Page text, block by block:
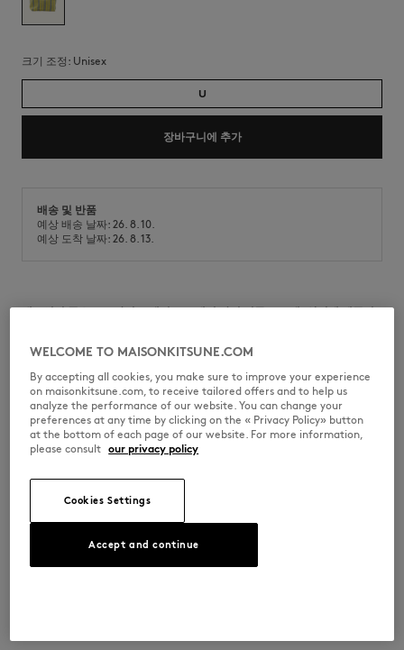
크기 조정: unisex
U
장바구니에 추가
배송 및 반품
예상 배송 날짜: 26. 8. 10.
예상 도착 날짜: 26. 8. 13.
내구성이 좋은 스트라이프 캔버스 소재의 라지 여름 토트백. 앞면에 메종키
스트라이프 헤비 캔버스
토트백 또는 숄더백으로 편안하게 연출 가능한 대비되는 컬러의 넉넉한 핸
들 2개
메인 수납공간 1개
여름 스트라이프 패턴
앞면에 카페키츠네 핸드라이팅 자수
QU05114WW9111-0483
소재 및 관리
WELCOME TO MAISONKITSUNE.COM
By accepting all cookies, you make sure to improve your experience
on maisonkitsune.com, to receive tailored offers and to help us
analyze the performance of our website. You can change your
preferences at any time by clicking on the « Privacy Policy» button
at the bottom of each page of our website. For more information,
please consult our privacy policy
Cookies Settings
Accept and continue